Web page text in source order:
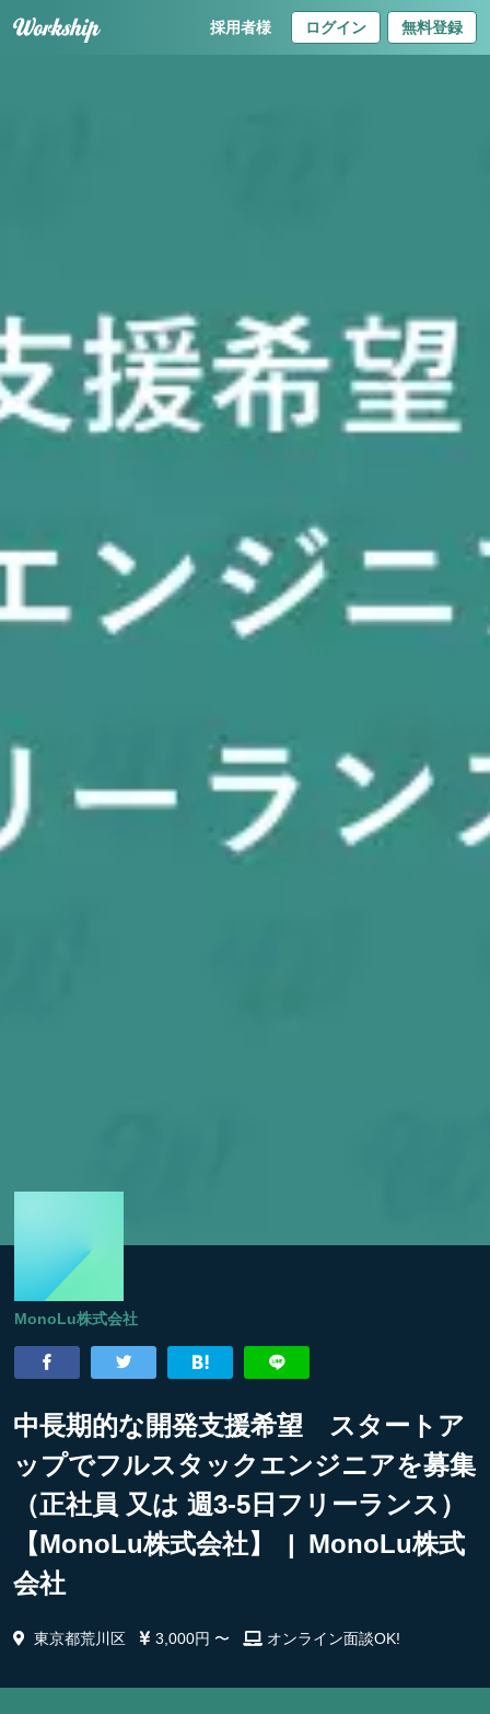
採用者様 ログイン 無料登録
MonoLu株式会社
中長期的な開発支援希望 スタートア
ップでフルスタックエンジニアを募集
（正社員 又は 週3-5日フリーランス）
【MonoLu株式会社】 | MonoLu株式
会社
東京都荒川区 3,000円 〜 オンライン面談OK!